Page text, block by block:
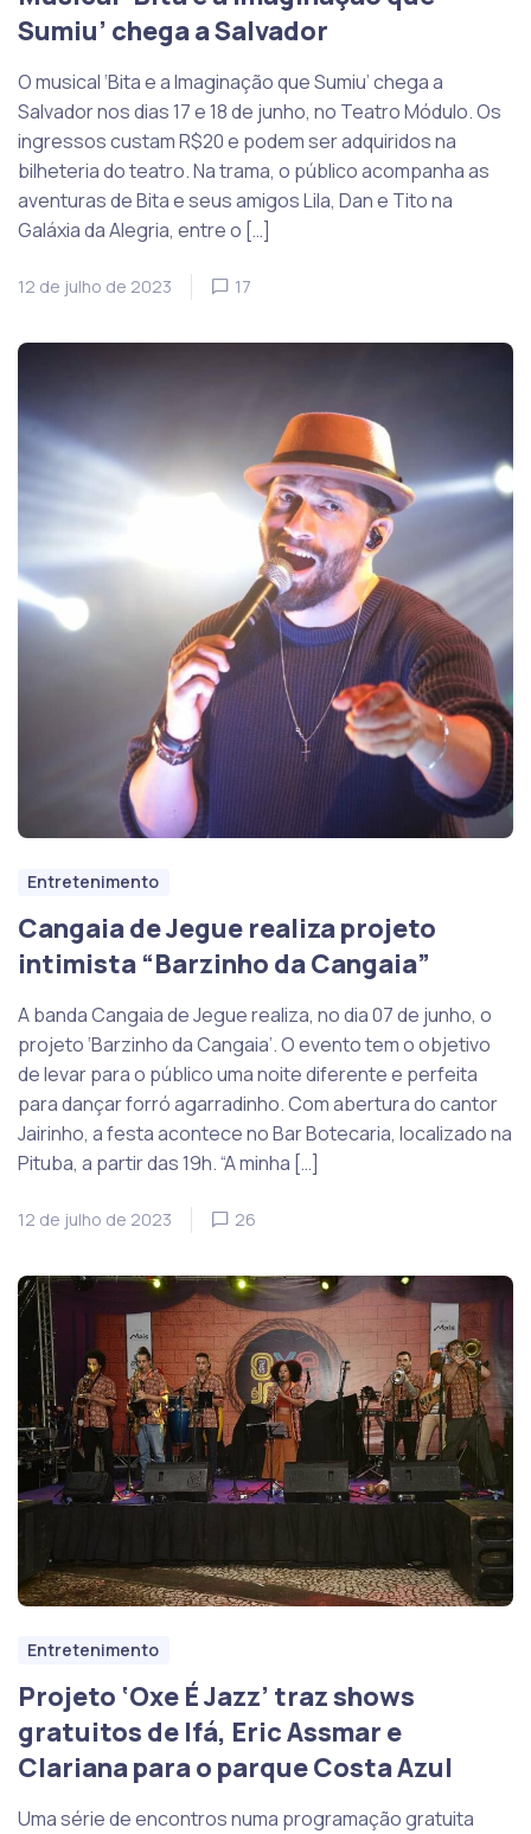
Sumiu’ chega a Salvador
O musical ‘Bita e a Imaginação que Sumiu’ chega a
Salvador nos dias 17 e 18 de junho, no Teatro Módulo. Os
ingressos custam R$20 e podem ser adquiridos na
bilheteria do teatro. Na trama, o público acompanha as
aventuras de Bita e seus amigos Lila, Dan e Tito na
Galáxia da Alegria, entre o […]
12 de julho de 2023 17
Entretenimento
Cangaia de Jegue realiza projeto
intimista “Barzinho da Cangaia”
A banda Cangaia de Jegue realiza, no dia 07 de junho, o
projeto ‘Barzinho da Cangaia’. O evento tem o objetivo
de levar para o público uma noite diferente e perfeita
para dançar forró agarradinho. Com abertura do cantor
Jairinho, a festa acontece no Bar Botecaria, localizado na
Pituba, a partir das 19h. “A minha […]
12 de julho de 2023 26
Entretenimento
Projeto ‘Oxe É Jazz’ traz shows
gratuitos de Ifá, Eric Assmar e
Clariana para o parque Costa Azul
Uma série de encontros numa programação gratuita